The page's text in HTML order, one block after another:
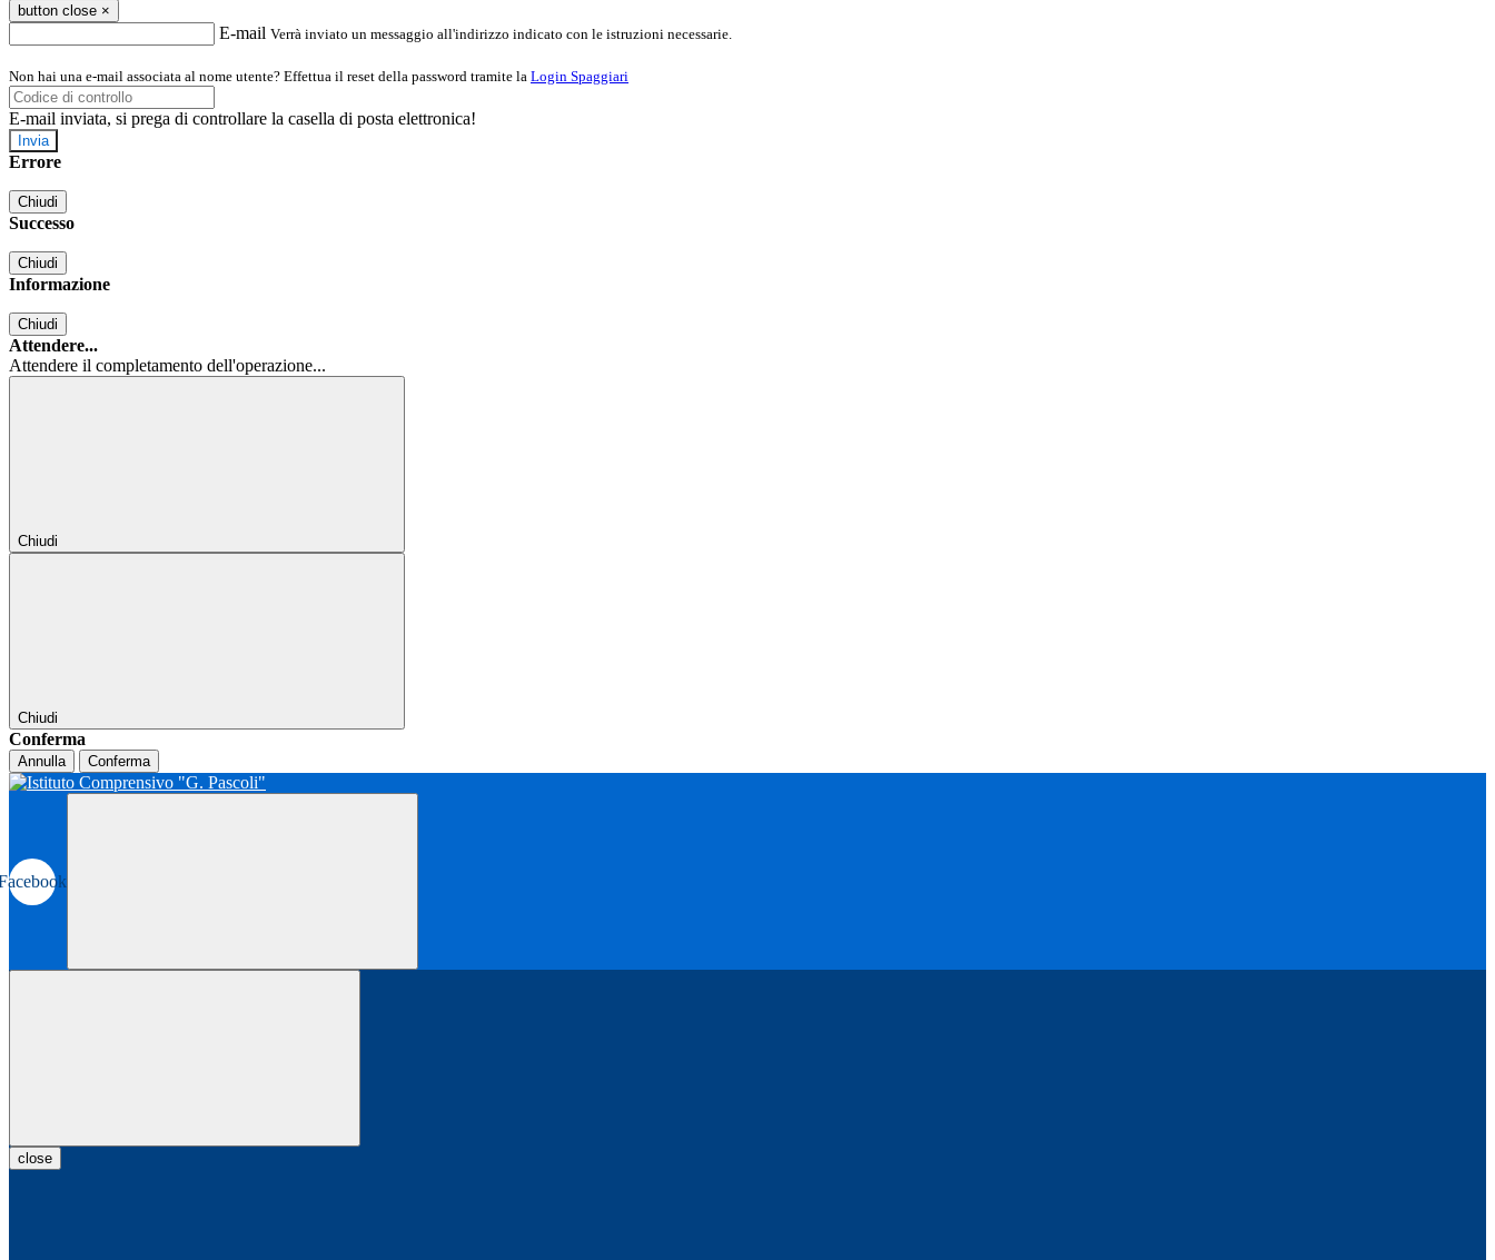
button close ×
E-mail Verrà inviato un messaggio all'indirizzo indicato con le istruzioni necessarie.
Non hai una e-mail associata al nome utente? Effettua il reset della password tramite la Login Spaggiari
E-mail inviata, si prega di controllare la casella di posta elettronica!
Errore
Chiudi
Successo
Chiudi
Informazione
Chiudi
Attendere...
Attendere il completamento dell'operazione...
Chiudi
Chiudi
Conferma
Annulla Conferma
close